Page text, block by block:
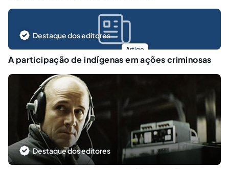
Artigo
Destaque dos editores
A participação de indígenas em ações criminosas
Destaque dos editores